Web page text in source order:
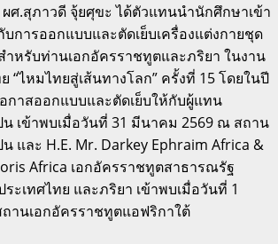
ศ.สุภาวดี จุ้ยศุขะ ได้ตัวแทนนำนักศึกษาเข้า
การออกแบบและตัดเย็บเครื่องแต่งกายชุด
ำหรับท่านเอกอัครราชทูตและภริยา ในงาน
“ไหมไทยสู่เส้นทางโลก” ครั้งที่ 15 โดยในปี
กาสออกแบบและตัดเย็บให้กับผู้แทน
น เข้าพบเมื่อวันที่ 31 มีนาคม 2569 ณ สถาน
และ H.E. Mr. Darkey Ephraim Africa &
Africa เอกอัครราชทูตสาธารณรัฐ
ะเทศไทย และภริยา เข้าพบเมื่อวันที่ 1
านเอกอัครราชทูตแอฟริกาใต้